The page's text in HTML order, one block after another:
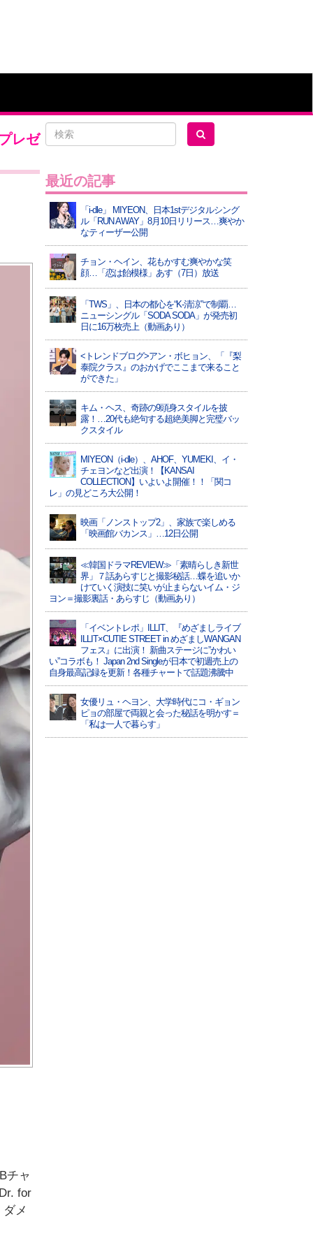
レゼ
チャ
for
メ
最近の記事
「i-dle」 MIYEON、日本1stデジタルシング
ル「RUN AWAY」8月10日リリース…爽やか
なティーザー公開
チョン・ヘイン、花もかすむ爽やかな笑
顔…「恋は飴模様」あす（7日）放送
「TWS」、日本の都心を“K-清涼”で制覇…
ニューシングル「SODA SODA」が発売初
日に16万枚売上（動画あり）
<トレンドブログ>アン・ボヒョン、「『梨
泰院クラス』のおかげでここまで来ること
ができた」
キム・ヘス、奇跡の9頭身スタイルを披
露！…20代も絶句する超絶美脚と完璧バッ
クスタイル
MIYEON（i-dle）、​AHOF​、YUMEKI、イ・
チェヨンなど出演！【KANSAI
COLLECTION】いよいよ開催！！「関コ
レ」の見どころ大公開！
映画「ノンストップ2」、家族で楽しめる
「映画館バカンス」…12日公開
≪韓国ドラマREVIEW≫「素晴らしき新世
界」７話あらすじと撮影秘話…蝶を追いか
けていく演技に笑いが止まらないイム・ジ
ヨン＝撮影裏話・あらすじ（動画あり）
「イベントレポ」ILLIT、『めざましライブ
ILLIT×CUTIE STREET in めざましWANGAN
フェス』に出演！ 新曲ステージに”かわい
い”コラボも！ Japan 2nd Singleが日本で初週売上の
自身最高記録を更新！各種チャートで話題沸騰中
女優リュ・ヘヨン、大学時代にコ・ギョン
ピョの部屋で両親と会った秘話を明かす＝
「私は一人で暮らす」